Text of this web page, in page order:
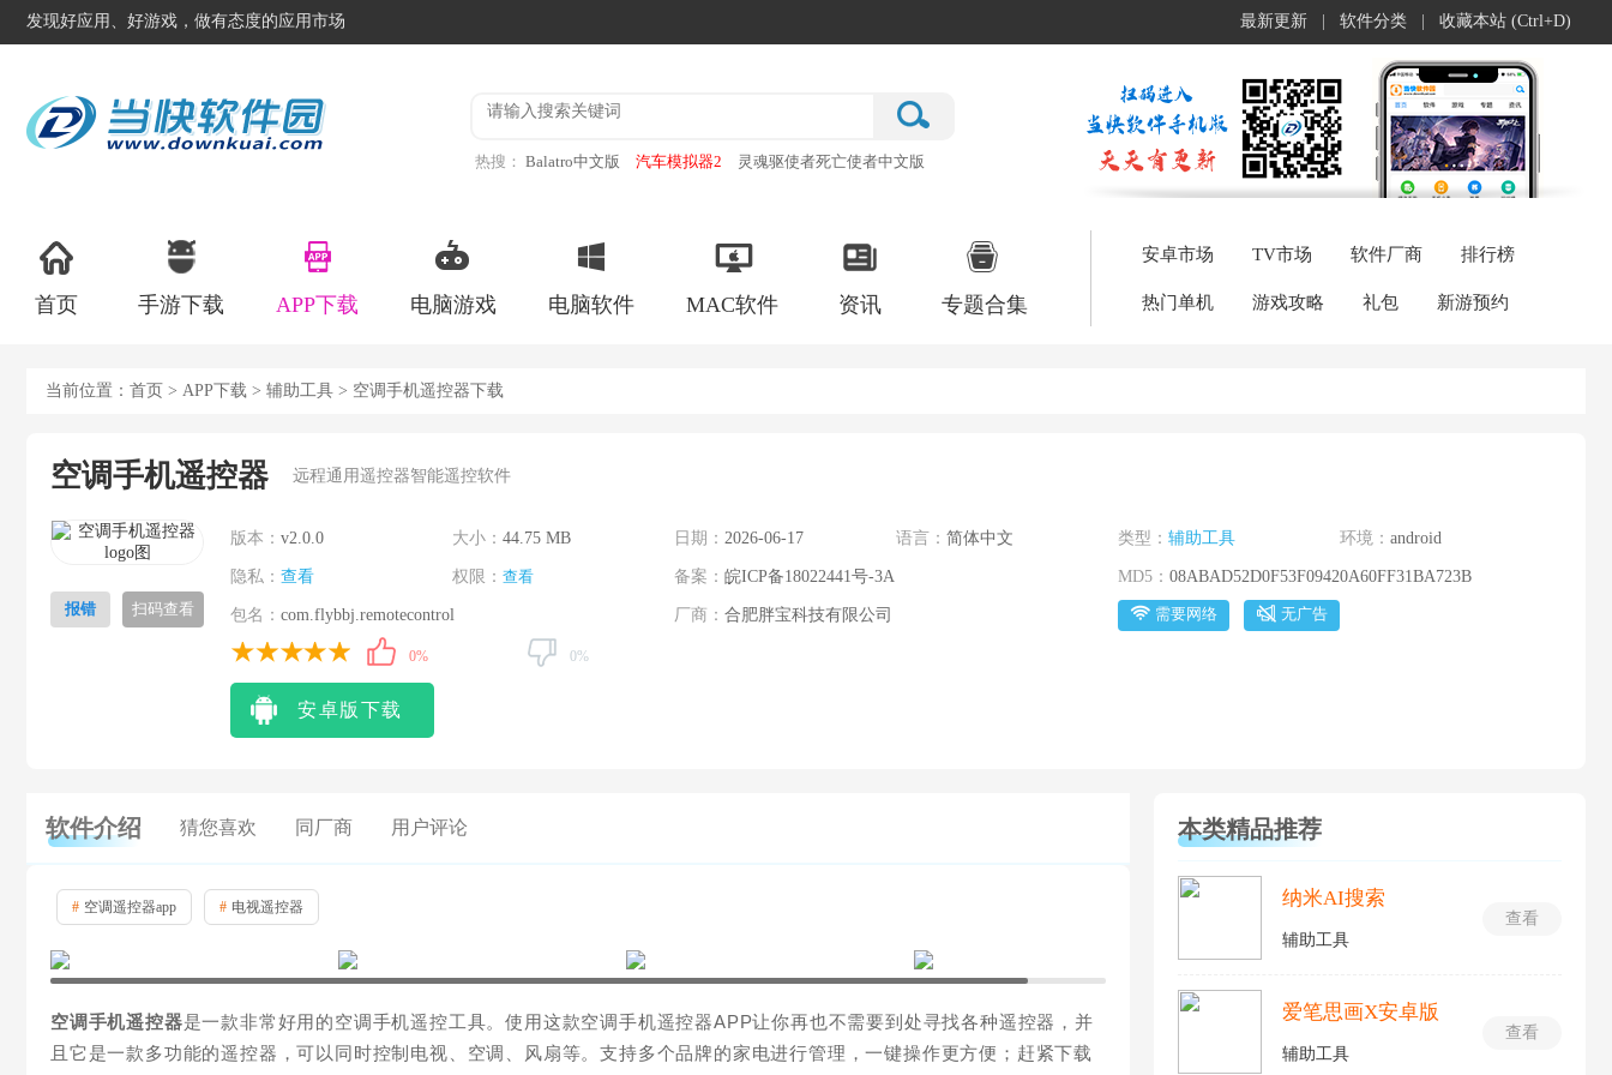
发现好应用、好游戏，做有态度的应用市场 最新更新 软件分类 收藏本站 (Ctrl+D)
热搜： Balatro中文版 汽车模拟器2
灵魂驱使者死亡使者中文版
首页 手游下载 APP下载 电脑游戏 电脑软件 MAC软件 资讯 专题合集
安卓市场 TV市场 软件厂商 排行榜
热门单机 游戏攻略 礼包 新游预约
当前位置： 首页 > APP下载 > 辅助工具 > 空调手机遥控器下载
空调手机遥控器 远程通用遥控器智能遥控软件
报错 扫码查看
版本： v2.0.0 大小： 44.75 MB 日期： 2026-06-17 语言： 简体中文 类型： 辅助工具 环境： android
隐私： 查看 权限： 查看 备案： 皖ICP备18022441号-3A MD5： 08ABAD52D0F53F09420A60FF31BA723B
包名： com.flybbj.remotecontrol 厂商： 合肥胖宝科技有限公司 需要网络 无广告
0% 0%
安卓版下载
软件介绍 猜您喜欢 同厂商 用户评论
# 空调遥控器app # 电视遥控器
空调手机遥控器是一款非常好用的空调手机遥控工具。使用这款空调手机遥控器APP让你再也不需要到处寻找各种遥控器，并
且它是一款多功能的遥控器，可以同时控制电视、空调、风扇等。支持多个品牌的家电进行管理，一键操作更方便；赶紧下载
本类精品推荐
查看
纳米AI搜索
辅助工具
查看
爱笔思画X安卓版
辅助工具